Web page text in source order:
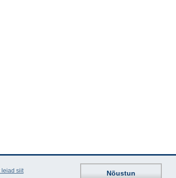
leiad siit Nõustun